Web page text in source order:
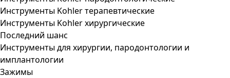
Инструменты Kohler терапевтические
Инструменты Kohler хирургические
Последний шанс
Инструменты для хирургии, пародонтологии и
имплантологии
Зажимы